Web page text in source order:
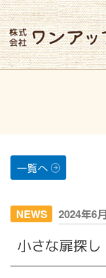
コ
ン
テ
ン
ツ
サービス紹介
会社概要
一覧へ
NEWS
投
稿
日:
2024年6
小さな扉探し